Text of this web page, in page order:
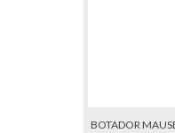
BOTADOR